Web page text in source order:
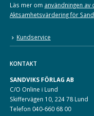
Läs mer om användningen av
Aktsamhetsvärdering för
Kundservice
KONTAKT
SANDVIKS FÖRLAG AB
C/O Online i Lund
Skiffervägen 10, 224 78 Lund
Telefon 040-660 68 00